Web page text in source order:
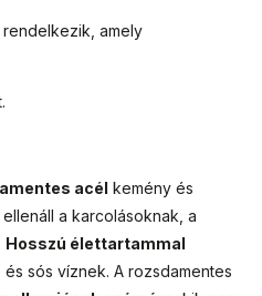
rendelkezik, amely
acél kemény és
a karcolásoknak, a
Hosszú élettartammal
sós víznek. A rozsdamentes